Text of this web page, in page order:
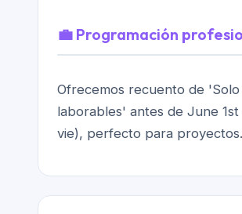
💼 Programación
Ofrecemos recuento de 'Solo
laborables' antes de June
vie), perfecto para proyectos.